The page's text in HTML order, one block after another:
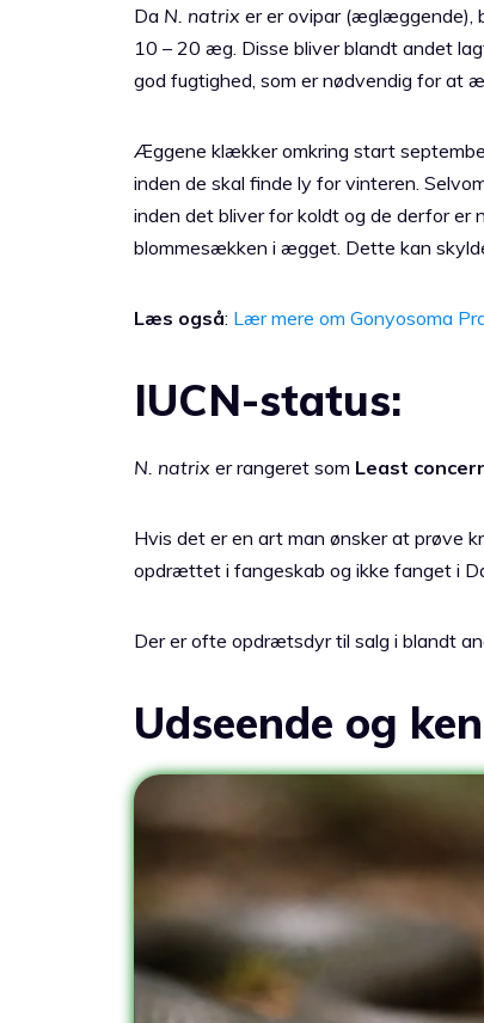
Da N. natrix er er ovipar (æglæggende),
10 – 20 æg. Disse bliver blandt andet
god fugtighed, som er nødvendig for at
Æggene klækker omkring start
inden de skal finde ly for vinteren.
inden det bliver for koldt og de derfor er
blommesækken i ægget. Dette kan
Læs også: Lær mere om Gonyosoma
IUCN-status:
N. natrix er rangeret som Least
Hvis det er en art man ønsker at prøve
opdrættet i fangeskab og ikke fanget i
Der er ofte opdrætsdyr til salg i blandt
Udseende og